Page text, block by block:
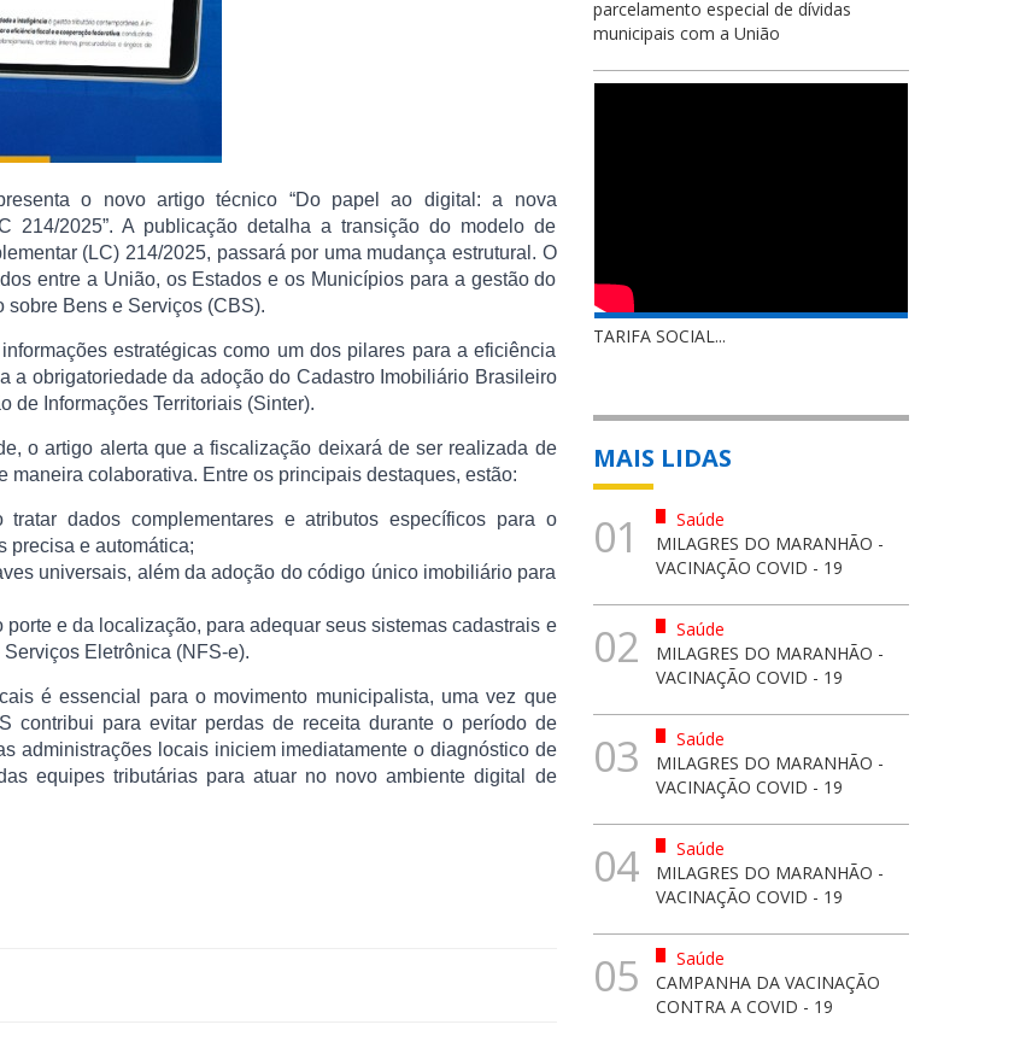
o novo artigo técnico “Do papel ao digital: a nova
214/2025”. A publicação detalha a transição do modelo de
(LC) 214/2025, passará por uma mudança estrutural. O
entre a União, os Estados e os Municípios para a gestão do
sobre Bens e Serviços (CBS).
estratégicas como um dos pilares para a eficiência
a obrigatoriedade da adoção do Cadastro Imobiliário Brasileiro
de Informações Territoriais (Sinter).
o artigo alerta que a fiscalização deixará de ser realizada de
colaborativa. Entre os principais destaques, estão:
dados complementares e atributos específicos para o
precisa e automática;
universais, além da adoção do código único imobiliário para
e da localização, para adequar seus sistemas cadastrais e
Eletrônica (NFS-e).
é essencial para o movimento municipalista, uma vez que
contribui para evitar perdas de receita durante o período de
administrações locais iniciem imediatamente o diagnóstico de
equipes tributárias para atuar no novo ambiente digital de
parcelamento especial de dívidas
municipais com a União
TARIFA SOCIAL...
MAIS LIDAS
01
Saúde
MILAGRES DO MARANHÃO -
VACINAÇÃO COVID - 19
02
Saúde
MILAGRES DO MARANHÃO -
VACINAÇÃO COVID - 19
03
Saúde
MILAGRES DO MARANHÃO -
VACINAÇÃO COVID - 19
04
Saúde
MILAGRES DO MARANHÃO -
VACINAÇÃO COVID - 19
05
Saúde
CAMPANHA DA VACINAÇÃO
CONTRA A COVID - 19